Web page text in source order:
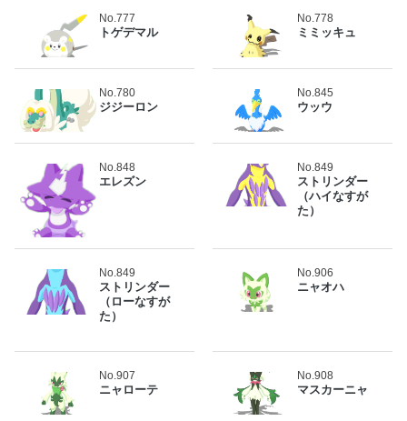
No.777
トゲデマル
No.778
ミミッキュ
No.780
ジジーロン
No.845
ウッウ
No.848
エレズン
No.849
ストリンダー
（ハイなすが
た）
No.849
ストリンダー
（ローなすが
た）
No.906
ニャオハ
No.907
ニャローテ
No.908
マスカーニャ